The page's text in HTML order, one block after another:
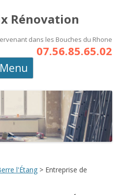
Rénovation
dans les Bouches du Rhone
07.56.85.65.02
Menu
l'Étang > Entreprise de